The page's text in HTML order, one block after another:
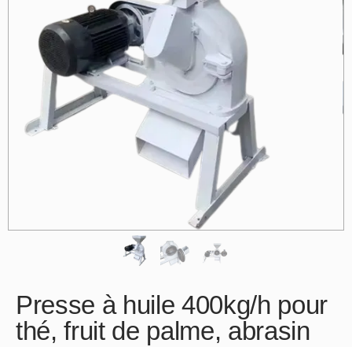
Presse à huile 400kg/h pour
thé, fruit de palme, abrasin